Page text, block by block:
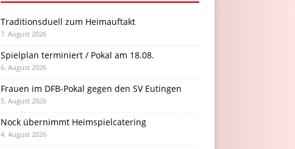
Traditionsduell zum Heimauftakt
7. August 2026
Spielplan terminiert / Pokal am 18.08.
6. August 2026
Frauen im DFB-Pokal gegen den SV Eutingen
5. August 2026
Nock übernimmt Heimspielcatering
4. August 2026